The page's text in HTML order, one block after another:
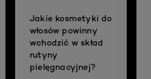
Jakie kosmetyki do
włosów powinny
wchodzić w skład
rutyny
pielęgnacyjnej?